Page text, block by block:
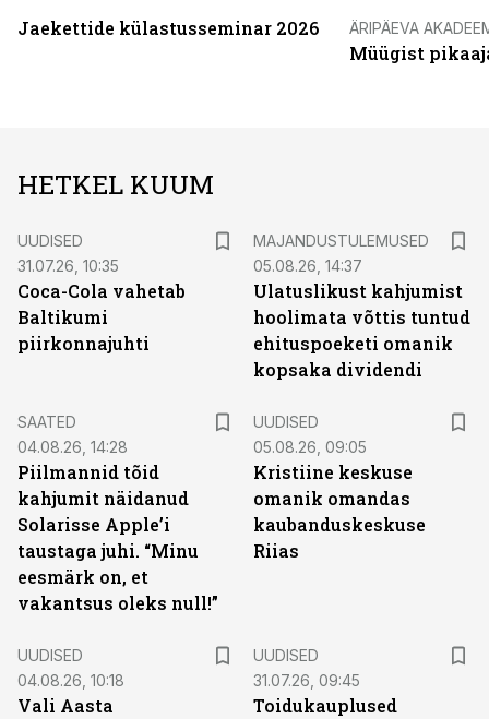
Jaekettide külastusseminar 2026 ÄRIPÄEVA
Müügist
HETKEL KUUM
UUDISED
31.07.26, 10:35
Coca-Cola vahetab
Baltikumi
piirkonnajuhti
MAJANDUSTULEMUSED
05.08.26, 14:37
Ulatuslikust kahjumist
hoolimata võttis tuntud
ehituspoeketi omanik
kopsaka dividendi
SAATED
04.08.26, 14:28
Piilmannid tõid
kahjumit näidanud
Solarisse Apple’i
taustaga juhi. “Minu
eesmärk on, et
vakantsus oleks null!”
UUDISED
05.08.26, 09:05
Kristiine keskuse
omanik omandas
kaubanduskeskuse
Riias
UUDISED
04.08.26, 10:18
Vali Aasta
UUDISED
31.07.26, 09:45
Toidukauplused